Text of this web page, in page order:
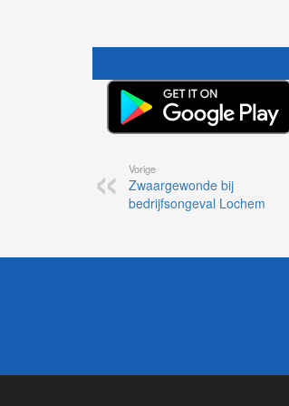
Vorige
Zwaargewonde bij
bedrijfsongeval Lochem